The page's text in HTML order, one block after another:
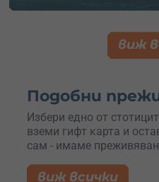
виж
Подобни
Избери едно от
вземи гифт карта и
сам - имаме
виж всички